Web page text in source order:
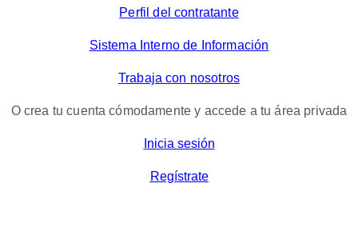
Perfil del contratante
Sistema Interno de Información
Trabaja con nosotros
O crea tu cuenta cómodamente y accede a tu área privada
Inicia sesión
Regístrate